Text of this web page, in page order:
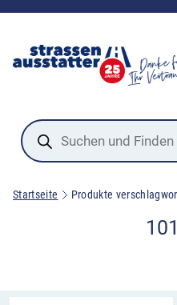
Products
search
Startseite Produkte